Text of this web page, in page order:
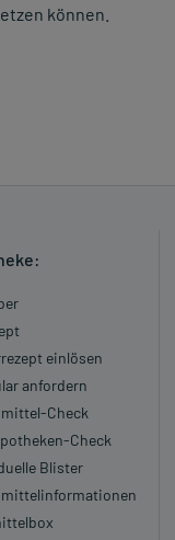
können.
einlösen
anfordern
Check
Check
Blister